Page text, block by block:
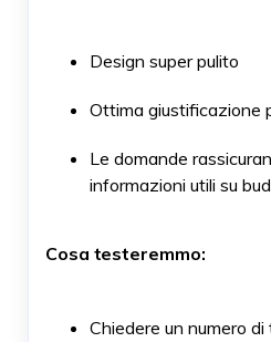
Design super pulito
Ottima giustificazione
Le domande
informazioni utili su
Cosa testeremmo:
Chiedere un numero di